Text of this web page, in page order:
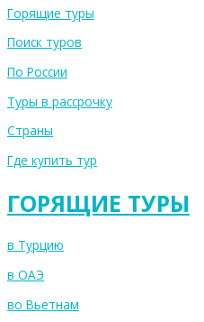
Горящие туры
Поиск туров
По России
Туры в рассрочку
Страны
Где купить тур
ГОРЯЩИЕ ТУРЫ
в Турцию
в ОАЭ
во Вьетнам